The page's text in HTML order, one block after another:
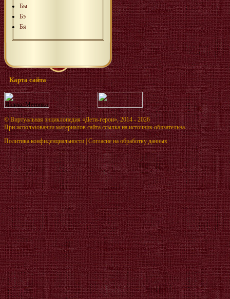
Бы
Бэ
Бя
Карта сайта
©Виртуальная энциклопедия «Дети-герои», 2014 - 2026
При использовании материалов сайта ссылка на источник обязательна.
Политика конфиденциальности|Согласие на обработку данных